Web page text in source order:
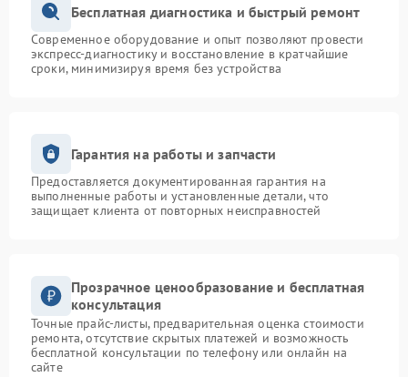
Бесплатная диагностика и быстрый ремонт
Современное оборудование и опыт позволяют провести
экспресс-диагностику и восстановление в кратчайшие
сроки, минимизируя время без устройства
Гарантия на работы и запчасти
Предоставляется документированная гарантия на
выполненные работы и установленные детали, что
защищает клиента от повторных неисправностей
Прозрачное ценообразование и бесплатная
консультация
Точные прайс-листы, предварительная оценка стоимости
ремонта, отсутствие скрытых платежей и возможность
бесплатной консультации по телефону или онлайн на
сайте